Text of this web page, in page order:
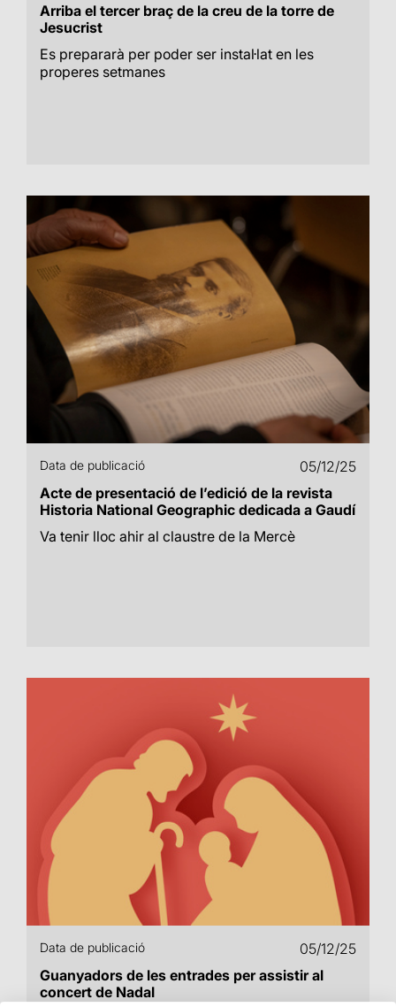
Arriba el tercer braç de la creu de la torre de
Jesucrist
Es prepararà per poder ser instal·lat en les
properes setmanes
Data de publicació
05/12/25
Acte de presentació de l’edició de la revista
Historia National Geographic dedicada a Gaudí
Va tenir lloc ahir al claustre de la Mercè
Data de publicació
05/12/25
Guanyadors de les entrades per assistir al
concert de Nadal